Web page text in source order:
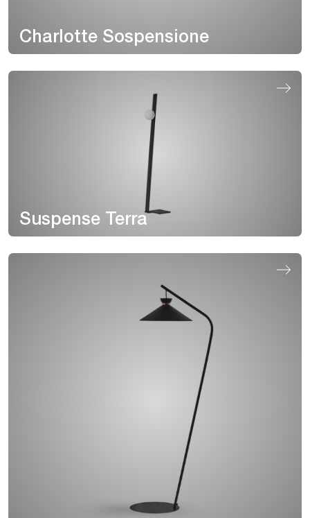
Charlotte Sospensione
Suspense Terra